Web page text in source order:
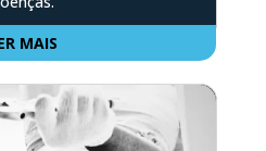
MAIS